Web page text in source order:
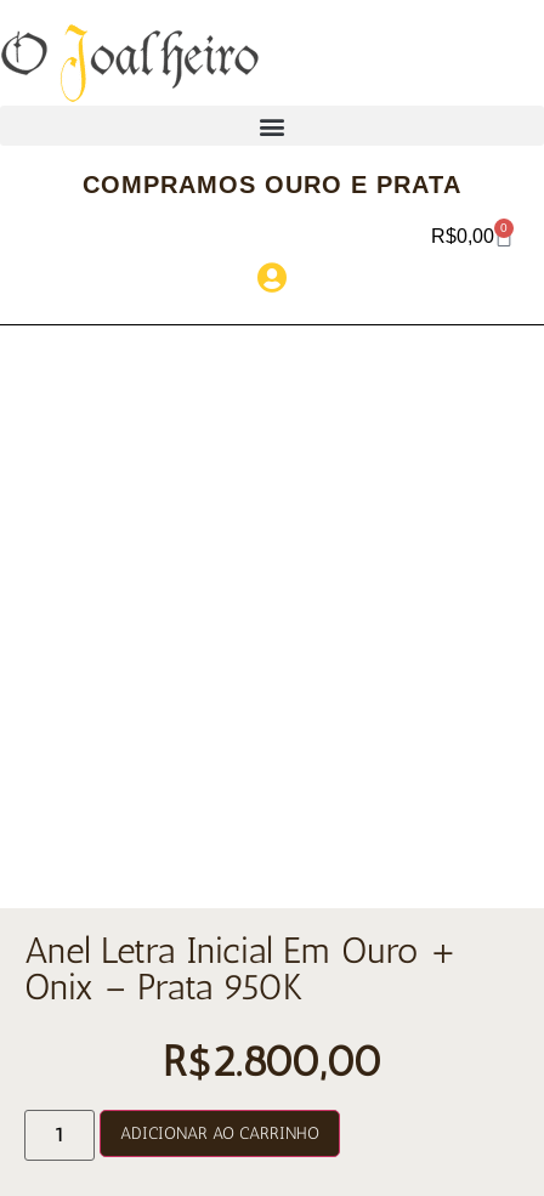
COMPRAMOS OURO E PRATA
R$0,00 0
Anel Letra Inicial Em Ouro +
Onix – Prata 950K
R$2.800,00
ADICIONAR AO CARRINHO